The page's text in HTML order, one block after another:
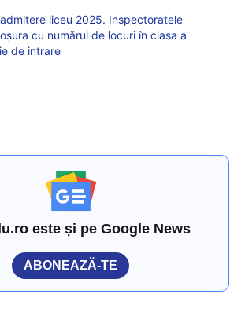
liceu 2025. Inspectoratele
cu numărul de locuri în clasa a
de intrare
este și pe Google News
ABONEAZĂ-TE